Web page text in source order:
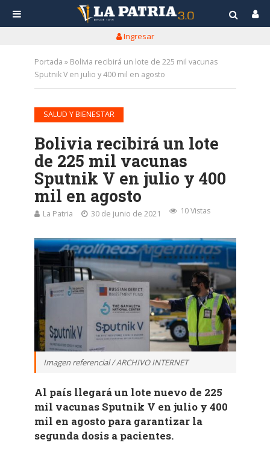
Ingresar
Portada » Bolivia recibirá un lote de 225 mil vacunas
Sputnik V en julio y 400 mil en agosto
SALUD Y BIENESTAR
Bolivia recibirá un lote
de 225 mil vacunas
Sputnik V en julio y 400
mil en agosto
La Patria 30 de junio de 2021 10 Vistas
Imagen referencial / ARCHIVO INTERNET
Al país llegará un lote nuevo de 225
mil vacunas Sputnik V en julio y 400
mil en agosto para garantizar la
segunda dosis a pacientes.